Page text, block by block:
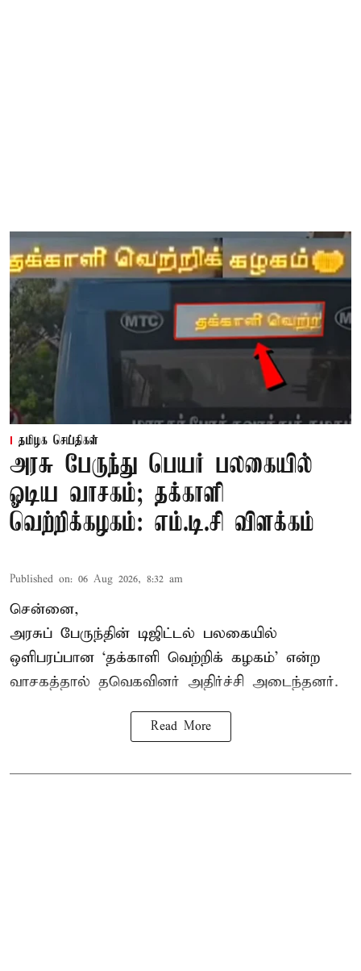
தமிழக செய்திகள்
அரசு பேருந்து பெயர் பலகையில்
ஓடிய வாசகம்; தக்காளி
வெற்றிக்கழகம்: எம்.டி.சி விளக்கம்
Published on: 06 Aug 2026, 8:32 am
சென்னை,
அரசுப் பேருந்தின் டிஜிட்டல் பலகையில்
ஒளிபரப்பான ‘தக்காளி வெற்றிக் கழகம்’ என்ற
வாசகத்தால் தவெகவினர் அதிர்ச்சி அடைந்தனர்.
Read More